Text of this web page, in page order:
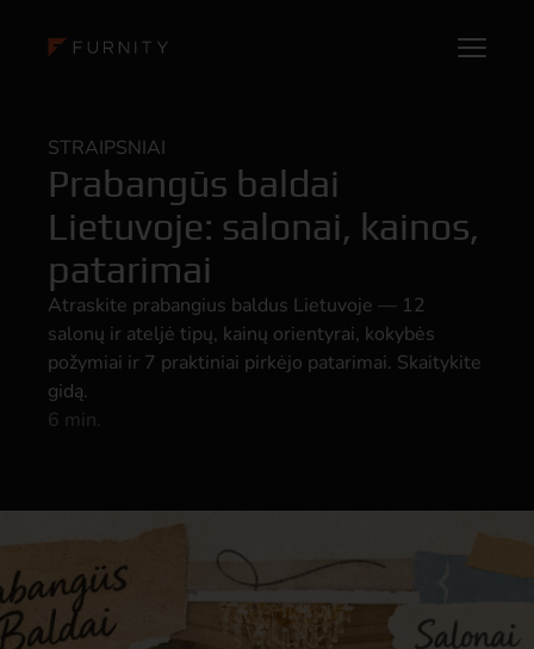
STRAIPSNIAI
Prabangūs baldai
Lietuvoje: salonai, kainos,
patarimai
Atraskite prabangius baldus Lietuvoje — 12
salonų ir ateljė tipų, kainų orientyrai, kokybės
požymiai ir 7 praktiniai pirkėjo patarimai. Skaitykite
gidą.
6 min.